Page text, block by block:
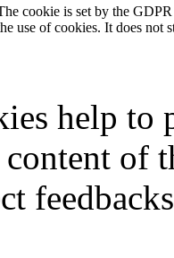
cookie is set by the
use of cookies. It does not
help to
of